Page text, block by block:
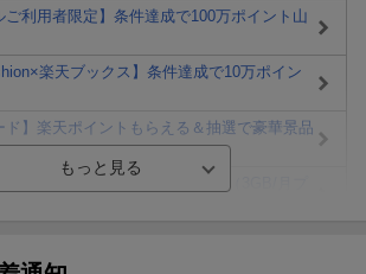
ご利用者限定】条件達成で100万ポイント山
楽天ブックス】条件達成で10万ポイン
ド】楽天ポイントもらえる＆抽選で豪華景品